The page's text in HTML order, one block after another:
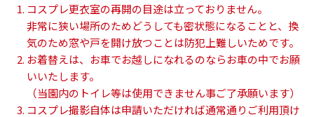
コスプレ更衣室の再開の目途は立っておりません。
非常に狭い場所のためどうしても密状態になることと、換
気のため窓や戸を開け放つことは防犯上難しいためです。
お着替えは、お車でお越しになれるのならお車の中でお願
いいたします。
（当園内のトイレ等は使用できません事ご了承願います）
コスプレ撮影自体は申請いただければ通常通りご利用頂け